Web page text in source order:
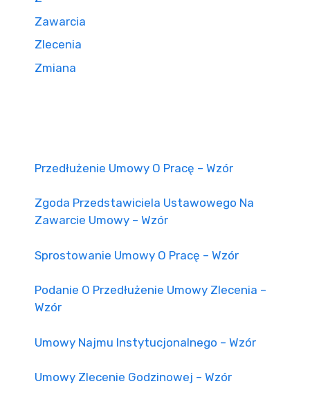
Zawarcia
Zlecenia
Zmiana
Przedłużenie Umowy O Pracę – Wzór
Zgoda Przedstawiciela Ustawowego Na
Zawarcie Umowy – Wzór
Sprostowanie Umowy O Pracę – Wzór
Podanie O Przedłużenie Umowy Zlecenia –
Wzór
Umowy Najmu Instytucjonalnego – Wzór
Umowy Zlecenie Godzinowej – Wzór